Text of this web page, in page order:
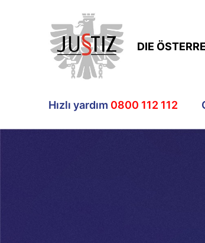
DIE
Hızlı yardım 0800 112 112